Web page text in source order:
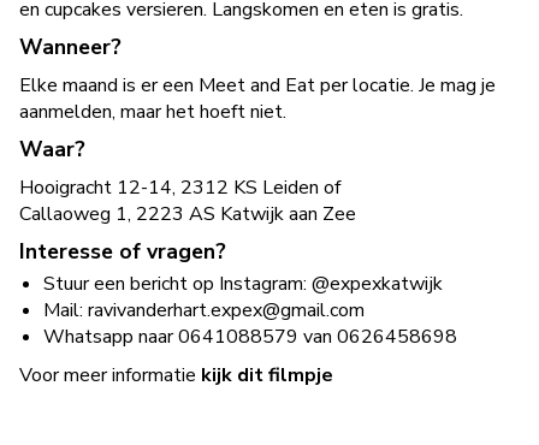
en cupcakes versieren. Langskomen en eten is gratis.
Wanneer?
Elke maand is er een Meet and Eat per locatie. Je mag je
aanmelden, maar het hoeft niet.
Waar?
Hooigracht 12-14, 2312 KS Leiden of
Callaoweg 1, 2223 AS Katwijk aan Zee
Interesse of vragen?
Stuur een bericht op Instagram: @expexkatwijk
Mail: ravivanderhart.expex@gmail.com
Whatsapp naar 0641088579 van 0626458698
Voor meer informatie kijk dit filmpje